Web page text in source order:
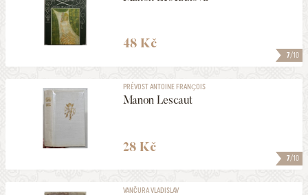
7/10
48 Kč
7/10
PRÉVOST ANTOINE FRANÇOIS
Manon Lescaut
28 Kč
VANČURA VLADISLAV